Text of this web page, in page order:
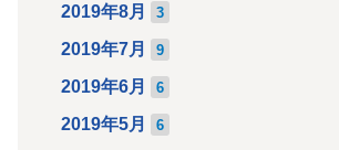
2019年8月 3
2019年7月 9
2019年6月 6
2019年5月 6